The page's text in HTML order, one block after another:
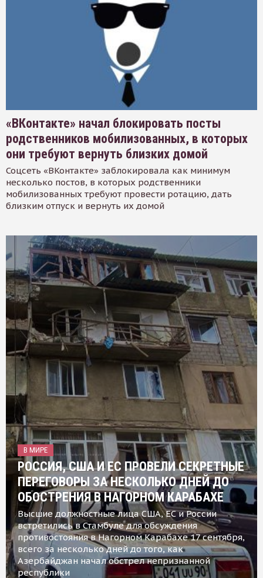
«ВКонтакте» начал блокировать посты
родственников мобилизованных, в которых
они требуют вернуть близких домой
Соцсеть «ВКонтакте» заблокировала как минимум
несколько постов, в которых родственники
мобилизованных требуют провести ротацию, дать
близким отпуск и вернуть их домой
В МИРЕ
РОССИЯ, США И ЕС ПРОВЕЛИ СЕКРЕТНЫЕ
ПЕРЕГОВОРЫ ЗА НЕСКОЛЬКО ДНЕЙ ДО
ОБОСТРЕНИЯ В НАГОРНОМ КАРАБАХЕ
Высшие должностные лица США, ЕС и России
встретились в Стамбуле для обсуждения
противостояния в Нагорном Карабахе 17 сентября,
всего за несколько дней до того, как
Азербайджан начал обстрел непризнанной
республики